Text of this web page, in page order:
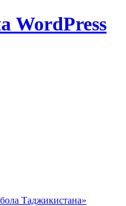
WordPress
Таджикистана»